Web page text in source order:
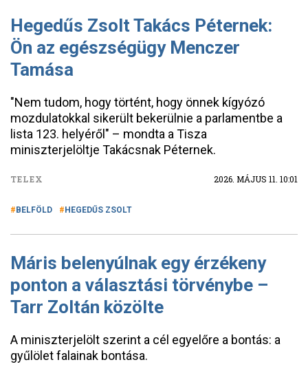
Hegedűs Zsolt Takács Péternek:
Ön az egészségügy Menczer
Tamása
"Nem tudom, hogy történt, hogy önnek kígyózó
mozdulatokkal sikerült bekerülnie a parlamentbe a
lista 123. helyéről" – mondta a Tisza
miniszterjelöltje Takácsnak Péternek.
TELEX 2026. MÁJUS 11. 10:01
BELFÖLD HEGEDŰS ZSOLT
Máris belenyúlnak egy érzékeny
ponton a választási törvénybe –
Tarr Zoltán közölte
A miniszterjelölt szerint a cél egyelőre a bontás: a
gyűlölet falainak bontása.